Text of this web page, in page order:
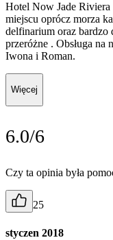
Hotel Now Jade Riviera
miejscu oprócz morza
delfinarium oraz bardzo
przeróżne . Obsługa
Iwona i Roman.
Więcej
6.0/6
Czy ta opinia była
25
styczen 2018